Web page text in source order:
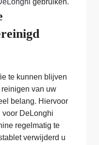
gebruiken.
te kunnen blijven
van uw
belang. Hiervoor
DeLonghi
regelmatig te
verwijderd u